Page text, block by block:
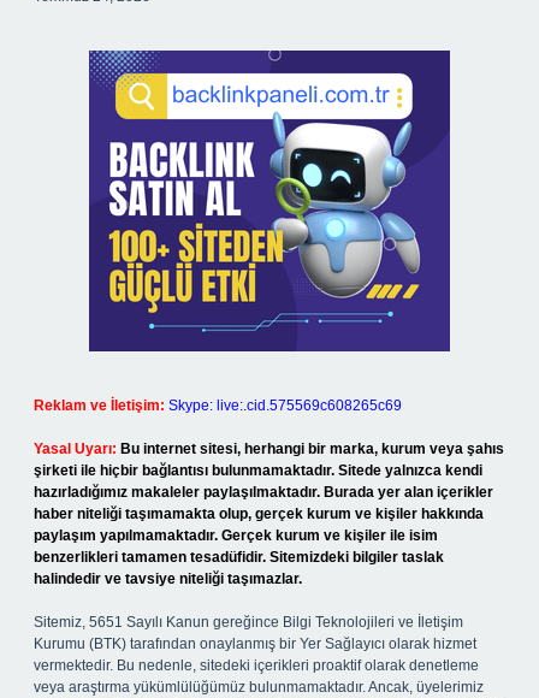
Reklam ve İletişim: Skype: live:.cid.575569c608265c69
Yasal Uyarı: Bu internet sitesi, herhangi bir marka, kurum veya şahıs
şirketi ile hiçbir bağlantısı bulunmamaktadır. Sitede yalnızca kendi
hazırladığımız makaleler paylaşılmaktadır. Burada yer alan içerikler
haber niteliği taşımamakta olup, gerçek kurum ve kişiler hakkında
paylaşım yapılmamaktadır. Gerçek kurum ve kişiler ile isim
benzerlikleri tamamen tesadüfidir. Sitemizdeki bilgiler taslak
halindedir ve tavsiye niteliği taşımazlar.
Sitemiz, 5651 Sayılı Kanun gereğince Bilgi Teknolojileri ve İletişim
Kurumu (BTK) tarafından onaylanmış bir Yer Sağlayıcı olarak hizmet
vermektedir. Bu nedenle, sitedeki içerikleri proaktif olarak denetleme
veya araştırma yükümlülüğümüz bulunmamaktadır. Ancak, üyelerimiz